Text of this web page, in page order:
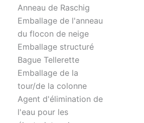
Anneau de Raschig
Emballage de l'anneau
du flocon de neige
Emballage structuré
Bague Tellerette
Emballage de la
tour/de la colonne
Agent d'élimination de
l'eau pour les